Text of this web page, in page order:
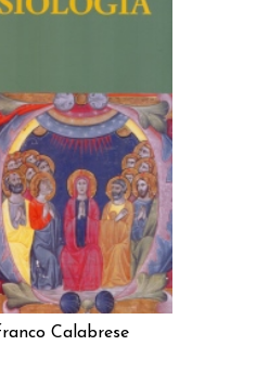
AL CARRELLO
Calabrese